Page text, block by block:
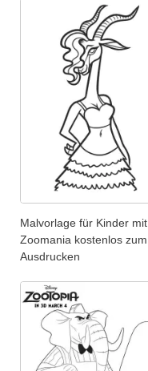
Malvorlage für Kinder mit
Zoomania kostenlos zum
Ausdrucken